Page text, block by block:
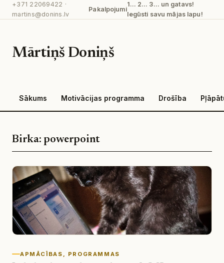
Pāriet+371 22069422 ·
martins@donins.lv
Pakalpojumi
1… 2… 3… un gatavs!
Iegūsti savu mājas lapu!
Mārtiņš Doniņš
Sākums Motivācijas programma Drošība
Birka:powerpoint
APMĀCĪBAS , PROGRAMMAS